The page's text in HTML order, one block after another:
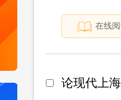
在线
论现代上